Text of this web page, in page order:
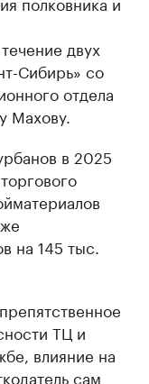
двух
Сибирь» со
отдела
Махову.
в 2025
на 145 тыс.
ТЦ и
влияние на
сам